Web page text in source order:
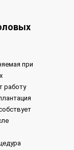
при
работу